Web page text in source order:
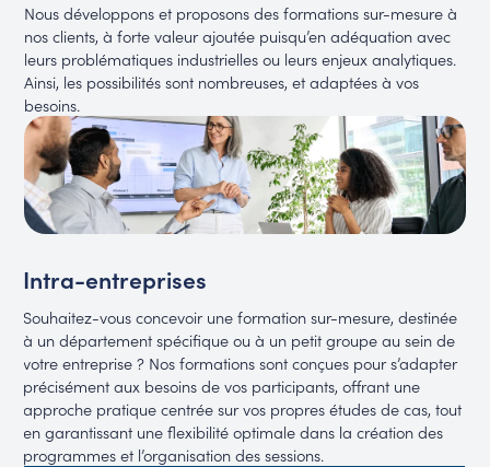
Nous développons et proposons des formations sur-mesure à
nos clients, à forte valeur ajoutée puisqu’en adéquation avec
leurs problématiques industrielles ou leurs enjeux analytiques.
Ainsi, les possibilités sont nombreuses, et adaptées à vos
besoins.
Intra-entreprises
Souhaitez-vous concevoir une formation sur-mesure, destinée
à un département spécifique ou à un petit groupe au sein de
votre entreprise ? Nos formations sont conçues pour s’adapter
précisément aux besoins de vos participants, offrant une
approche pratique centrée sur vos propres études de cas, tout
en garantissant une flexibilité optimale dans la création des
programmes et l’organisation des sessions.